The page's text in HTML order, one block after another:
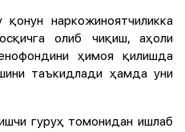
наркожиноятчиликка
олиб чиқиш, аҳоли
ҳимоя қилишда
таъкидлади ҳамда уни
гуруҳ томонидан ишлаб